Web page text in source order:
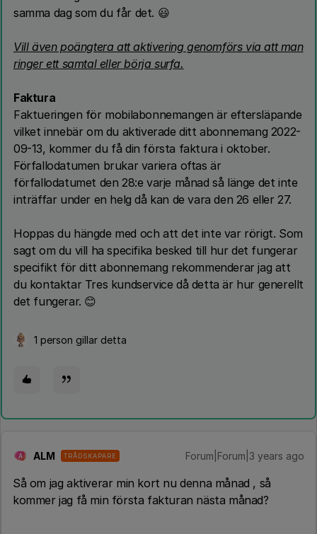
samma dag som du får det. 😃
Vill även poängtera att aktivering genomförs via att man
ringer ett samtal eller börja surfa.
Faktura
Faktueringen för mobilabonnemangen är eftersläpande
vilket innebär om du aktiverade ditt abonnemang 2022-
09-13, kommer du få din första faktura i oktober.
Förfallodatumen brukar variera oftas är
förfallodatumet den 28:e varje månad så länge det inte
inträffar under en helg då kan de vara den 26 eller 27.
Hoppas du hängde med och att det inte var rörigt. Som
sagt om du vill ha specifika besked till hur det fungerar
specifikt för ditt abonnemang rekommenderar jag att
du kontaktar Tres kundservice då detta är hur generellt
det fungerar. 😊
1 person gillar detta
A ALM TRÅDSKAPARE Forum|Forum|3 years ago
Så om jag aktiverar min kort nu denna månad , så
kommer jag få min första fakturan nästa månad?